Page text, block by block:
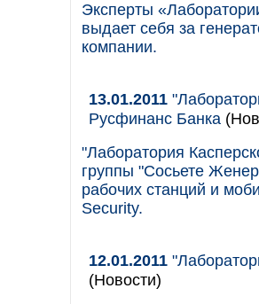
Эксперты
выдает себя за
компании.
13.01.2011
Русфинанс Банка
"Лаборатория
группы "Сосьете
рабочих станций и
Security.
12.01.2011
(Новости)